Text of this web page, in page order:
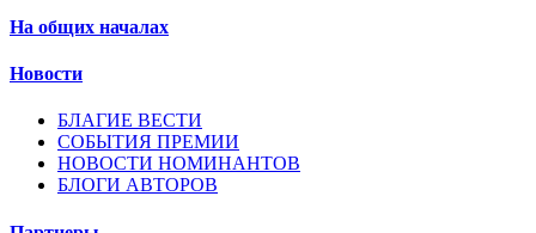
На общих началах
Новости
БЛАГИЕ ВЕСТИ
СОБЫТИЯ ПРЕМИИ
НОВОСТИ НОМИНАНТОВ
БЛОГИ АВТОРОВ